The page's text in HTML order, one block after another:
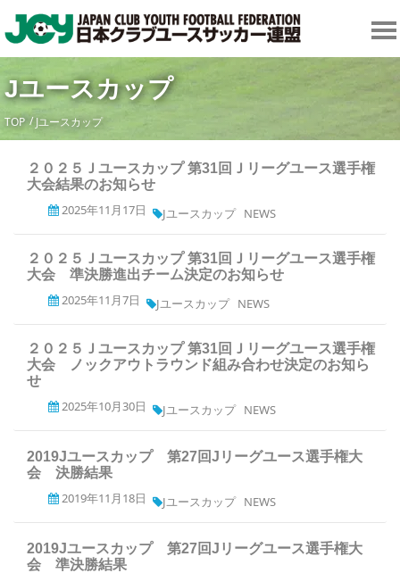
Jユースカップ
TOP Jユースカップ
２０２５Ｊユースカップ 第31回Ｊリーグユース選手権
大会結果のお知らせ
2025年11月17日 Jユースカップ NEWS
２０２５Ｊユースカップ 第31回Ｊリーグユース選手権
大会 準決勝進出チーム決定のお知らせ
2025年11月7日 Jユースカップ NEWS
２０２５Ｊユースカップ 第31回Ｊリーグユース選手権
大会 ノックアウトラウンド組み合わせ決定のお知ら
せ
2025年10月30日 Jユースカップ NEWS
2019Jユースカップ 第27回Jリーグユース選手権大
会 決勝結果
2019年11月18日 Jユースカップ NEWS
2019Jユースカップ 第27回Jリーグユース選手権大
会 準決勝結果